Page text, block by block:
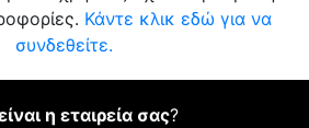
Κάντε κλικ εδώ για να
συνδεθείτε.
η εταιρεία σας?